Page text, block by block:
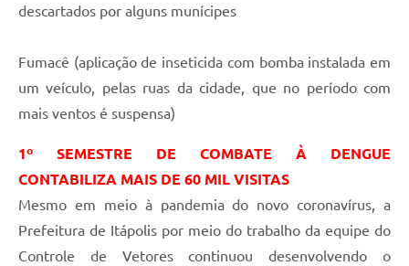
descartados por alguns munícipes
Fumacê (aplicação de inseticida com bomba instalada em
um veículo, pelas ruas da cidade, que no período com
mais ventos é suspensa)
1º SEMESTRE DE COMBATE À DENGUE
CONTABILIZA MAIS DE 60 MIL VISITAS
Mesmo em meio à pandemia do novo coronavírus, a
Prefeitura de Itápolis por meio do trabalho da equipe do
Controle de Vetores continuou desenvolvendo o